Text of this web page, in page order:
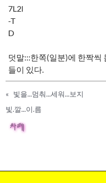
7L2l
-T
D
덧말:::한쪽(일분)에 한짝씩
들이 있다.
« 빛을...멈춰...세워...보지
빛.깔...이.름
차례